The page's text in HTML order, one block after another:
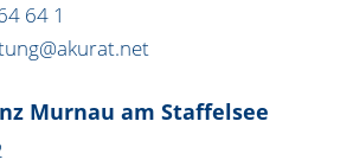
64 1
Murnau am Staffelsee